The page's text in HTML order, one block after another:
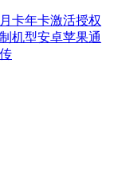
卡年卡激活授权
机型安卓苹果通